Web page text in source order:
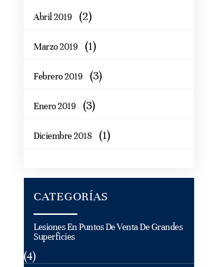
Abril 2019 (2)
Marzo 2019 (1)
Febrero 2019 (3)
Enero 2019 (3)
Diciembre 2018 (1)
CATEGORÍAS
Lesiones En Puntos De Venta De Grandes
Superficies
(4)